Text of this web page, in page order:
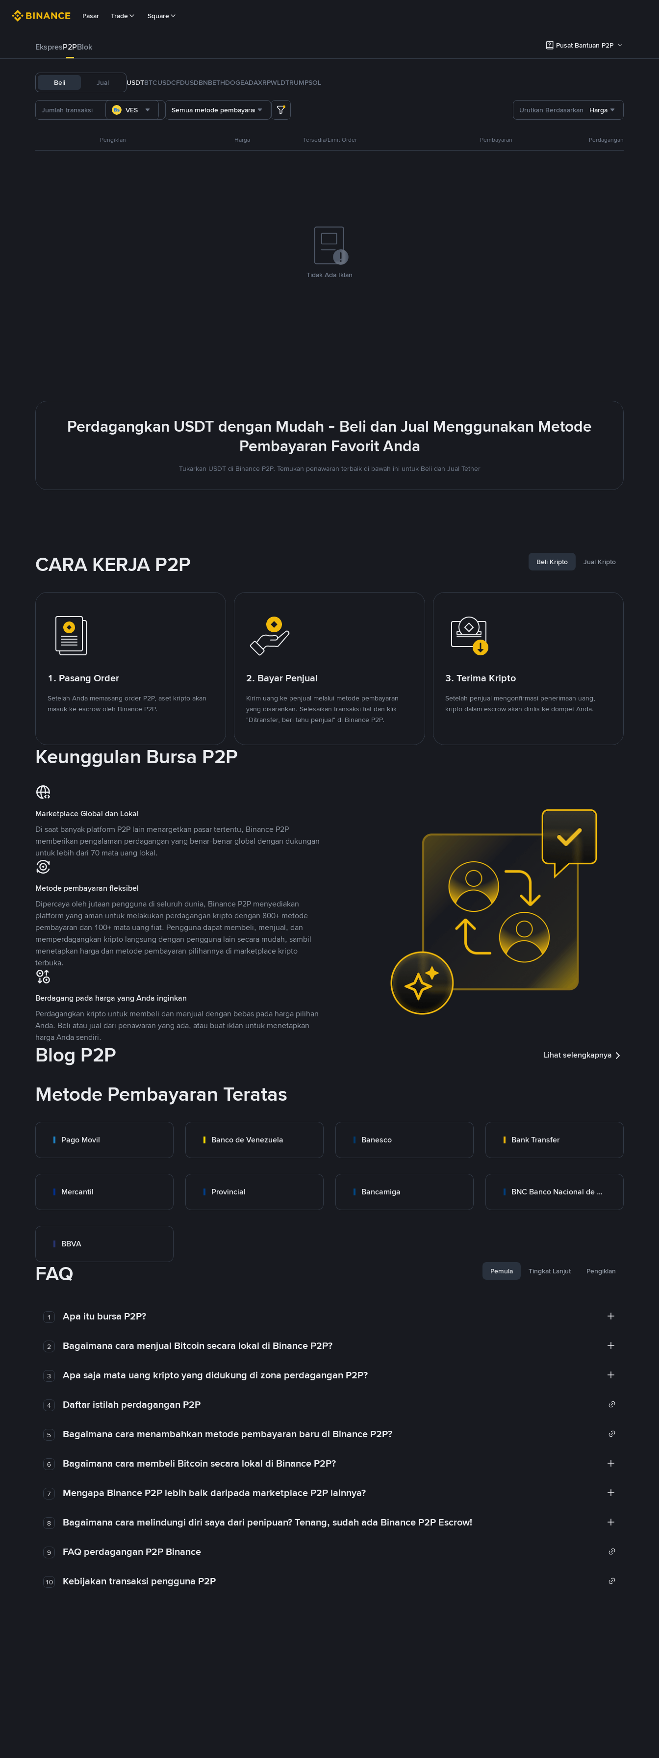
Pasar Trade Square
EkspresP2PBlok Pusat Bantuan P2P
Beli Jual USDTBTCUSDCFDUSDBNBETHDOGEADAXRPWLDTRUMPSOL
VES Semua metode pembayaran Urutkan Berdasarkan Harga
Pengiklan Harga Tersedia/Limit Order Pembayaran Perdagangan
Tidak Ada Iklan
Perdagangkan USDT dengan Mudah - Beli dan Jual Menggunakan Metode
Pembayaran Favorit Anda
Tukarkan USDT di Binance P2P. Temukan penawaran terbaik di bawah ini untuk Beli dan Jual Tether
CARA KERJA P2P Beli Kripto Jual Kripto
1. Pasang Order
Setelah Anda memasang order P2P, aset kripto akan
masuk ke escrow oleh Binance P2P.
2. Bayar Penjual
Kirim uang ke penjual melalui metode pembayaran
yang disarankan. Selesaikan transaksi fiat dan klik
"Ditransfer, beri tahu penjual" di Binance P2P.
3. Terima Kripto
Setelah penjual mengonfirmasi penerimaan uang,
kripto dalam escrow akan dirilis ke dompet Anda.
Keunggulan Bursa P2P
Marketplace Global dan Lokal
Di saat banyak platform P2P lain menargetkan pasar tertentu, Binance P2P
memberikan pengalaman perdagangan yang benar-benar global dengan dukungan
untuk lebih dari 70 mata uang lokal.
Metode pembayaran fleksibel
Dipercaya oleh jutaan pengguna di seluruh dunia, Binance P2P menyediakan
platform yang aman untuk melakukan perdagangan kripto dengan 800+ metode
pembayaran dan 100+ mata uang fiat. Pengguna dapat membeli, menjual, dan
memperdagangkan kripto langsung dengan pengguna lain secara mudah, sambil
menetapkan harga dan metode pembayaran pilihannya di marketplace kripto
terbuka.
Berdagang pada harga yang Anda inginkan
Perdagangkan kripto untuk membeli dan menjual dengan bebas pada harga pilihan
Anda. Beli atau jual dari penawaran yang ada, atau buat iklan untuk menetapkan
harga Anda sendiri.
Blog P2P Lihat selengkapnya
Metode Pembayaran Teratas
Pago Movil Banco de Venezuela Banesco Bank Transfer
Mercantil Provincial Bancamiga BNC Banco Nacional de Crédito
BBVA
FAQ Pemula Tingkat Lanjut Pengiklan
1 Apa itu bursa P2P?
2 Bagaimana cara menjual Bitcoin secara lokal di Binance P2P?
3 Apa saja mata uang kripto yang didukung di zona perdagangan P2P?
4 Daftar istilah perdagangan P2P
5 Bagaimana cara menambahkan metode pembayaran baru di Binance P2P?
6 Bagaimana cara membeli Bitcoin secara lokal di Binance P2P?
7 Mengapa Binance P2P lebih baik daripada marketplace P2P lainnya?
8 Bagaimana cara melindungi diri saya dari penipuan? Tenang, sudah ada Binance P2P Escrow!
9 FAQ perdagangan P2P Binance
10 Kebijakan transaksi pengguna P2P